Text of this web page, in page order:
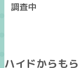
調査中
ハイドからも